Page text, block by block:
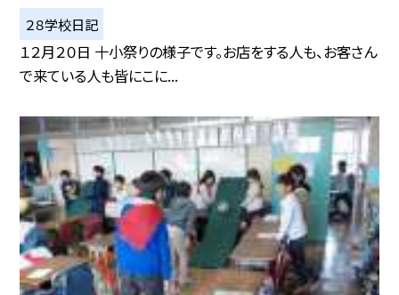
２８学校日記
１２月２０日 十小祭りの様子です。お店をする人も、お客さん
で来ている人も皆にこに...